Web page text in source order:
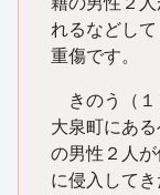
れるなどし
重傷です。
きのう（１
大泉町にあ
の男性２人
に侵入して